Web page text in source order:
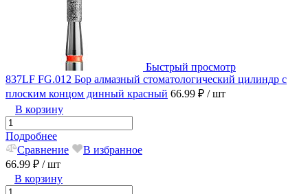
Быстрый просмотр
837LF FG.012 Бор алмазный стоматологический цилиндр с
плоским концом динный красный 66.99 ₽ / шт
В корзину
Подробнее
Сравнение
В избранное
66.99 ₽ / шт
В корзину